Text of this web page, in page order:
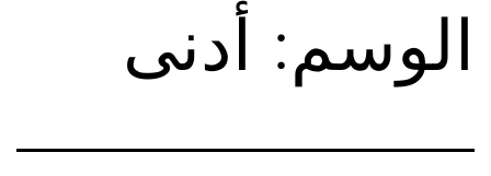
الوسم: أدنى